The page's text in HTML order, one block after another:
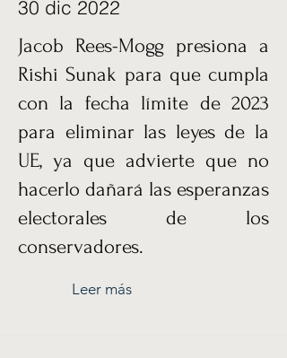
30 dic 2022
Jacob Rees-Mogg presiona a
Rishi Sunak para que cumpla
con la fecha límite de 2023
para eliminar las leyes de la
UE, ya que advierte que no
hacerlo dañará las esperanzas
electorales de los
conservadores.
Leer más